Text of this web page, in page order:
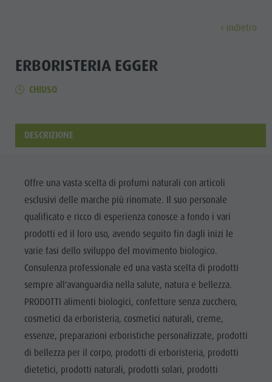
MUSEI
ATTRAZIONI
LOCALITÀ E
DINTORNI
TRADIZIONE E
ARTIGIANATO
HIGHLIGHT
eventi
Benessere
Famiglia &
bambini
Guida A-Z
Musei
Località e dintorni
Tutti gli eventi
Benessere
Famiglia & bambini
Guida A-Z
Programma settimanale
Sentieri tematici
Parapendio
Volo in mongolfiera
Rafting & Canyoning
Arrampicare
Tennis
Nuotare
Panoramica dei tour
Prenota vacanza
Mobilità locale
Webcam
Meteo
Contatto
Newsletter
Richiesta cataloghi
Imposta di soggiorno
Vacanza con il cane
Raccogliere funghi
Kronplatz Doctor Service
Brunico città
Visite guidate
Must-sees
Ritiri
indietro
ERBORISTERIA EGGER
CHIUSO
DESCRIZIONE
Offre una vasta scelta di profumi naturali con articoli
esclusivi delle marche più rinomate. Il suo personale
qualificato e ricco di esperienza conosce a fondo i vari
prodotti ed il loro uso, avendo seguito fin dagli inizi le
varie fasi dello sviluppo del movimento biologico.
Consulenza professionale ed una vasta scelta di prodotti
sempre all'avanguardia nella salute, natura e bellezza.
PRODOTTI alimenti biologici, confetture senza zucchero,
cosmetici da erboristeria, cosmetici naturali, creme,
essenze, preparazioni erboristiche personalizzate, prodotti
di bellezza per il corpo, prodotti di erboristeria, prodotti
dietetici, prodotti naturali, prodotti solari, prodotti